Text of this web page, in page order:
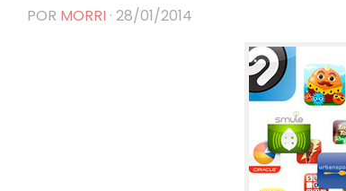
POR MORRI · 28/01/2014